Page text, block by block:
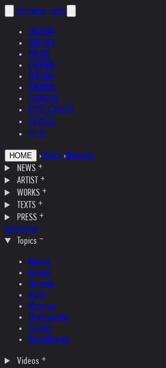
helnwein .com
ENGLISH
DEUTSCH
POLSKI
ESPAÑOL
ČEŠTINA
ITALIANO
FRANÇAIS
РУССКИЙ
日本語
中文
HOME › Topics ›Museum
NEWS
ARTIST
WORKS
TEXTS
PRESS
Interviews
Topics
Austria
Ireland
Helvetia
Music
Museum
Photography
Theater
Kristallnacht
Videos